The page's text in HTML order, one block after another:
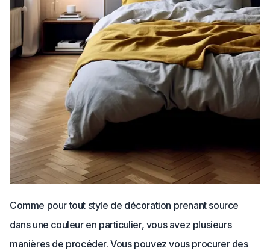
Comme pour tout style de décoration prenant source
dans une couleur en particulier, vous avez plusieurs
manières de procéder. Vous pouvez vous procurer des